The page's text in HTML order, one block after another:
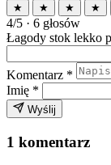
★ ★ ★ ★
4/5 · 6 głosów
Łagody stok lekko
Komentarz *
Imię *
Wyślij
1 komentarz